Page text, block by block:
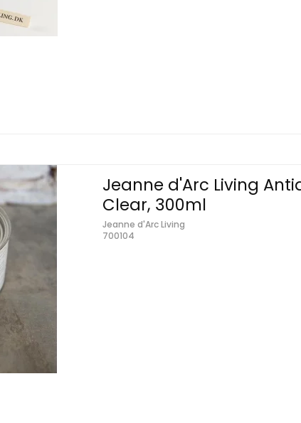
Jeanne d'Arc Living
Clear, 300ml
Jeanne d'Arc Living
700104